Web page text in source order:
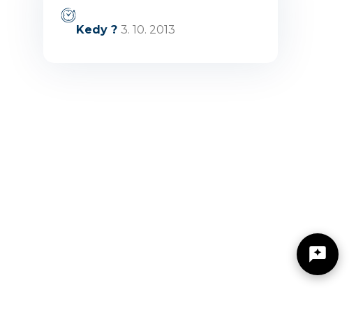
Kedy ?3. 10. 2013